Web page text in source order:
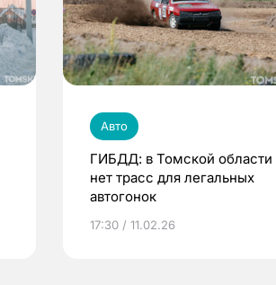
Авто
ГИБДД: в Томской области
нет трасс для легальных
автогонок
17:30 / 11.02.26